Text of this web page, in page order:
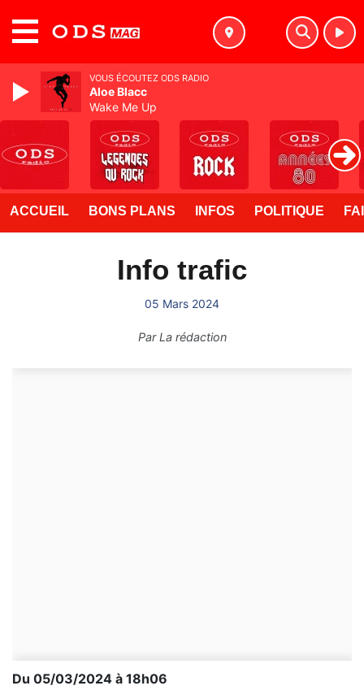
ACCUEIL BONS PLANS INFOS POLITIQUE
Info trafic
05 Mars 2024
ParLa rédaction
Du 05/03/2024 à 18h06
VOUS ÉCOUTEZ ODS RADIO
Aloe Blacc
Wake Me Up